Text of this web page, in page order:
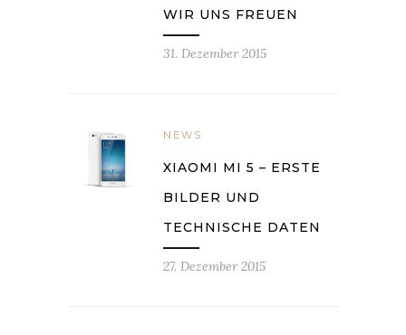
WIR UNS FREUEN
31. Dezember 2015
NEWS
XIAOMI MI 5 – ERSTE
BILDER UND
TECHNISCHE DATEN
27. Dezember 2015